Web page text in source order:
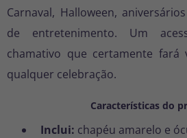
Carnaval, Halloween,
de entretenimento. Um
chamativo que certamente fará
qualquer celebração.
Características do
Inclui: chapéu amarelo e